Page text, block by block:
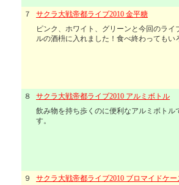
７
サクラ大戦帝都ライブ2010 金平糖
ピンク、ホワイト、グリーンと今回のラ
ルの酒枡に入れました！食べ終わってもい
８
サクラ大戦帝都ライブ2010 アルミボトル
飲み物を持ち歩くのに便利なアルミボト
す。
９
サクラ大戦帝都ライブ2010 ブロマイドケー